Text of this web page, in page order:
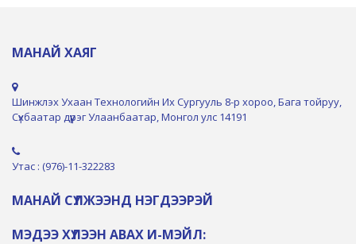
МАНАЙ ХАЯГ
Шинжлэх Ухаан Технологийн Их Сургууль 8-р хороо, Бага тойруу,
Сүхбаатар дүүрэг Улаанбаатар, Монгол улс 14191
Утас : (976)-11-322283
МАНАЙ СҮЛЖЭЭНД НЭГДЭЭРЭЙ
МЭДЭЭ ХҮЛЭЭН АВАХ И-МЭЙЛ: